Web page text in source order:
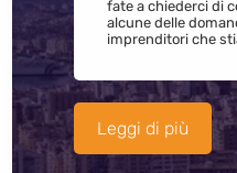
fate a chiederci di
alcune delle
imprenditori che
Leggi di più